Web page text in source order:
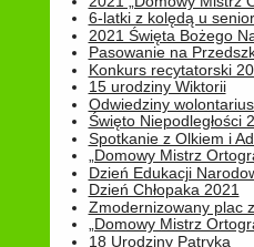
6-latki z kolędą u
2021 Święta Bożego
Pasowanie na
Konkurs recytatorski
15 urodziny Wiktorii
Odwiedziny
Święto Niepodległości
Spotkanie z Olkiem i
„Domowy Mistrz
Dzień Edukacji
Dzień Chłopaka 2021
Zmodernizowany plac
„Domowy Mistrz
18 Urodziny Patryka